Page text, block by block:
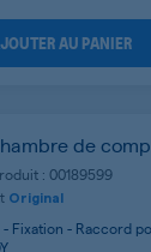
AU PANIER
de
: 00189599
Original
- Fixation - Raccord